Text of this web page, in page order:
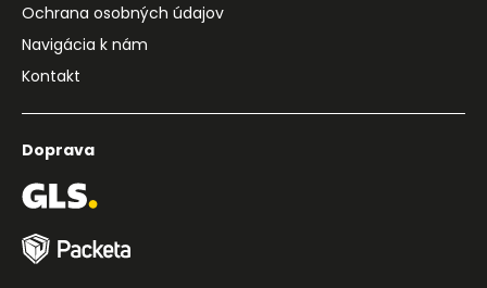
Ochrana osobných údajov
Navigácia k nám
Kontakt
Doprava